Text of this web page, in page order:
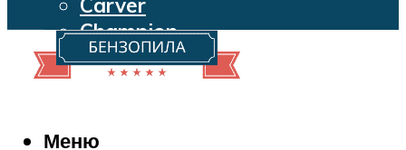
Carver
Champion
Echo
Husqvarna
Makita
Меню